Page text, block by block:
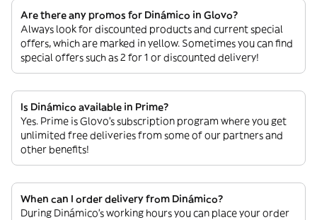
Are there any promos for Dinámico in Glovo?
Always look for discounted products and current special
offers, which are marked in yellow. Sometimes you can find
special offers such as 2 for 1 or discounted delivery!
Is Dinámico available in Prime?
Yes. Prime is Glovo’s subscription program where you get
unlimited free deliveries from some of our partners and
other benefits!
When can I order delivery from Dinámico?
During Dinámico’s working hours you can place your order